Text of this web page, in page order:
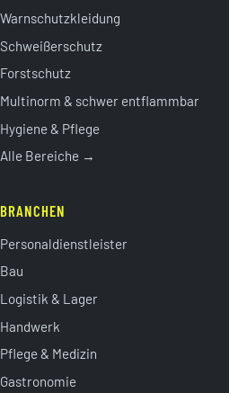
Warnschutzkleidung
Schweißerschutz
Forstschutz
Multinorm & schwer entflammbar
Hygiene & Pflege
Alle Bereiche →
BRANCHEN
Personaldienstleister
Bau
Logistik & Lager
Handwerk
Pflege & Medizin
Gastronomie